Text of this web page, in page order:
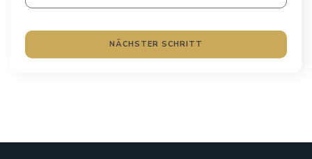
NÄCHSTER SCHRITT